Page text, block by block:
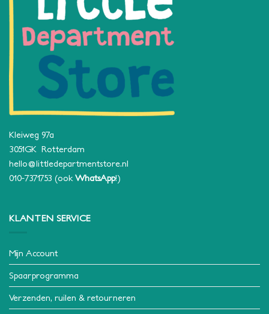
Kleiweg 97a
3051GK Rotterdam
hello@littledepartmentstore.nl
010-7371753 (ook WhatsApp!)
KLANTEN SERVICE
Mijn Account
Spaarprogramma
Verzenden, ruilen & retourneren